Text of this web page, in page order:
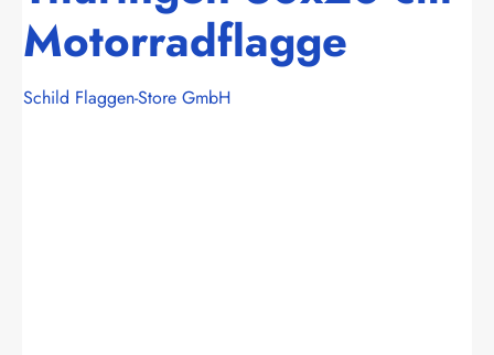
Motorradflagge
Schild Flaggen-Store GmbH